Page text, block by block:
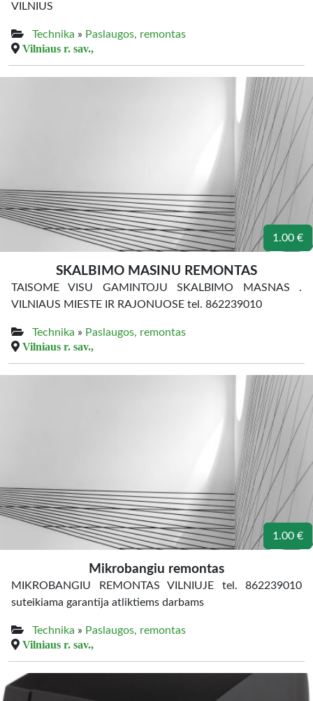
VILNIUS
Technika » Paslaugos, remontas
Vilniaus r. sav.,
1.00 €
SKALBIMO MASINU REMONTAS
TAISOME VISU GAMINTOJU SKALBIMO MASNAS .
VILNIAUS MIESTE IR RAJONUOSE tel. 862239010
Technika » Paslaugos, remontas
Vilniaus r. sav.,
1.00 €
Mikrobangiu remontas
MIKROBANGIU REMONTAS VILNIUJE tel. 862239010
suteikiama garantija atliktiems darbams
Technika » Paslaugos, remontas
Vilniaus r. sav.,